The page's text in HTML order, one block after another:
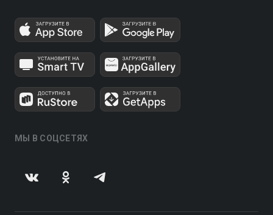
МЫ В СОЦСЕТЯХ